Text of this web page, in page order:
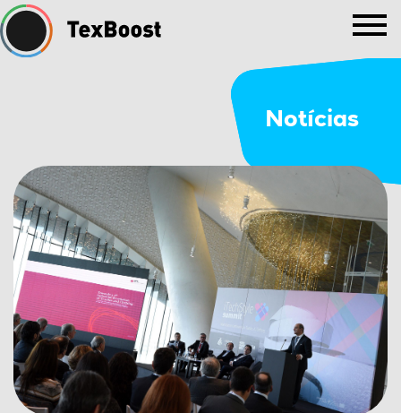
Notícias